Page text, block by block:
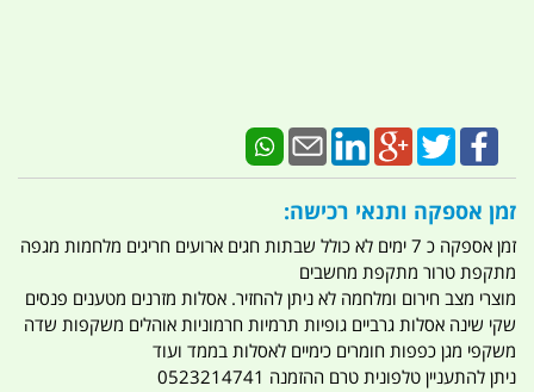
זמן אספקה ותנאי רכישה:
זמן אספקה כ 7 ימים לא כולל שבתות חגים ארועים חריגים מלחמות מגפה
מתקפת טרור מתקפת מחשבים
מוצרי מצב חירום ומלחמה לא ניתן להחזיר. אסלות מזרנים מטענים פנסים
שקי שינה אסלות גרביים גופיות תרמיות חרמוניות אוהלים משקפות שדה
משקפי מגן כפפות חומרים כימיים לאסלות בממד ועוד
ניתן להתעניין טלפונית טרם ההזמנה 0523214741